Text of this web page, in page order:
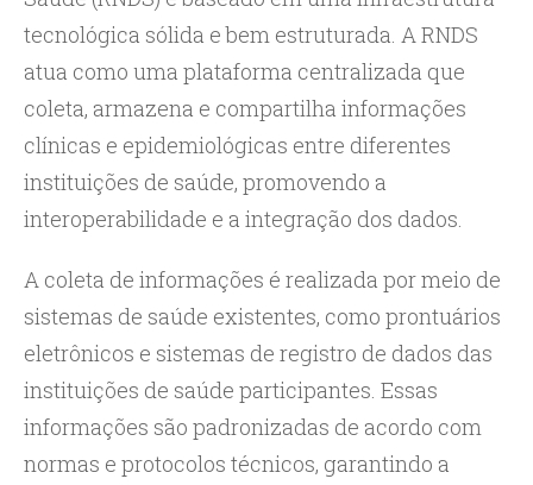
tecnológica sólida e bem estruturada. A RNDS
atua como uma plataforma centralizada que
coleta, armazena e compartilha informações
clínicas e epidemiológicas entre diferentes
instituições de saúde, promovendo a
interoperabilidade e a integração dos dados.
A coleta de informações é realizada por meio de
sistemas de saúde existentes, como prontuários
eletrônicos e sistemas de registro de dados das
instituições de saúde participantes. Essas
informações são padronizadas de acordo com
normas e protocolos técnicos, garantindo a